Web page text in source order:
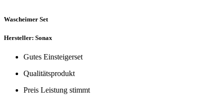
Wascheimer Set
Hersteller: Sonax
Gutes Einsteigerset
Qualitätsprodukt
Preis Leistung stimmt